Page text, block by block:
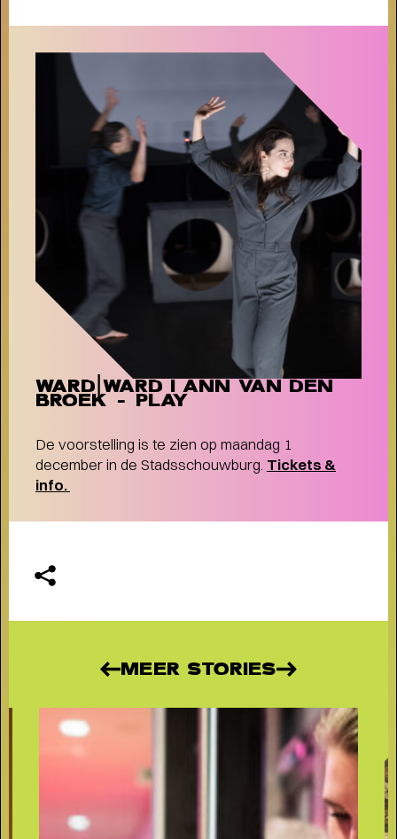
VOORSTELLINGEN EN
mei (members) en 28 mei
TERUGBLIK LUCAS EN ARTHUR
JUSSEN MET ACADEMY OF ST.
MARTIN IN THE FIELDS- Terugblik
Lucas en Arthur Jussen met Academy of St. Martin
WARD|WARD I ANN VAN DEN
BROEK - PLAY
De voorstelling is te zien op maandag 1
december in de Stadsschouwburg. Tickets &
info.
MEER STORIES